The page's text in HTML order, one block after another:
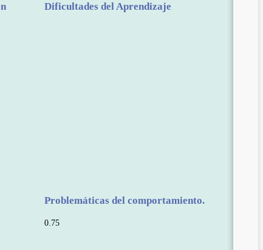
Dificultades del Aprendizaje
Problemáticas del comportamiento.